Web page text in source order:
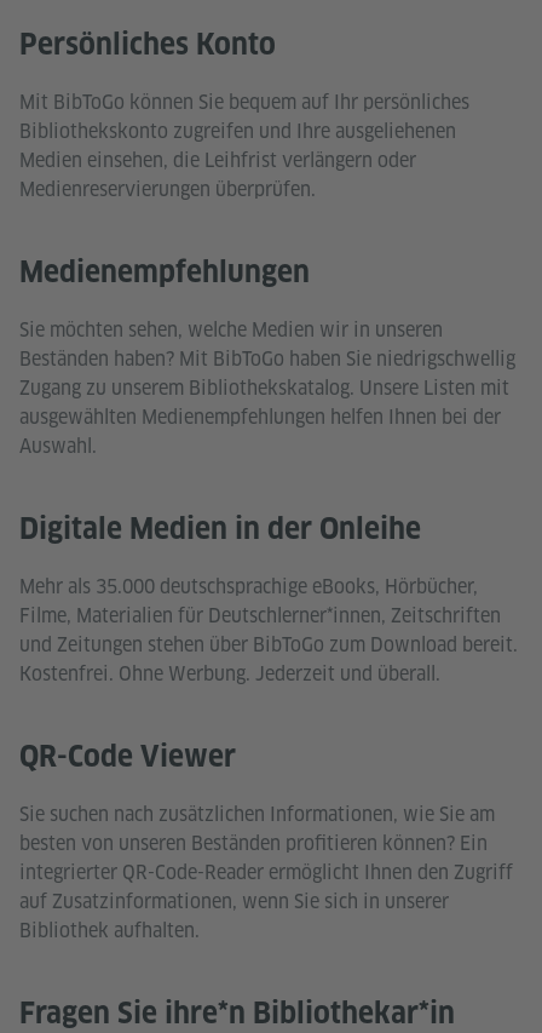
Persönliches Konto
Mit BibToGo können Sie bequem auf Ihr persönliches
Bibliothekskonto zugreifen und Ihre ausgeliehenen
Medien einsehen, die Leihfrist verlängern oder
Medienreservierungen überprüfen.
Medienempfehlungen
Sie möchten sehen, welche Medien wir in unseren
Beständen haben? Mit BibToGo haben Sie niedrigschwellig
Zugang zu unserem Bibliothekskatalog. Unsere Listen mit
ausgewählten Medienempfehlungen helfen Ihnen bei der
Auswahl.
Digitale Medien in der Onleihe
Mehr als 35.000 deutschsprachige eBooks, Hörbücher,
Filme, Materialien für Deutschlerner*innen, Zeitschriften
und Zeitungen stehen über BibToGo zum Download bereit.
Kostenfrei. Ohne Werbung. Jederzeit und überall.
QR-Code Viewer
Sie suchen nach zusätzlichen Informationen, wie Sie am
besten von unseren Beständen profitieren können? Ein
integrierter QR-Code-Reader ermöglicht Ihnen den Zugriff
auf Zusatzinformationen, wenn Sie sich in unserer
Bibliothek aufhalten.
Fragen Sie ihre*n Bibliothekar*in